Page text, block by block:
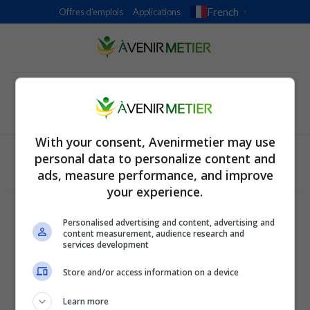
to
Offres d’emplois Applications French ▼
Politique Générale de Confidentialité
Paramètres de confidentialité et de cookies
À Propos de l'Entreprise
Email:networknewsinc@gmail.com
With your consent, Avenirmetier may use
personal data to personalize content and
ads, measure performance, and improve
your experience.
Personalised advertising and content, advertising and
content measurement, audience research and
services development
Store and/or access information on a device
Learn more